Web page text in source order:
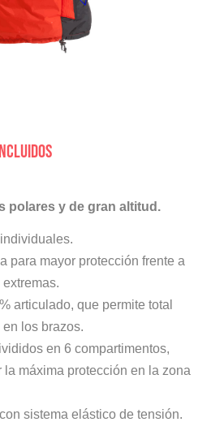
polares y de gran altitud.
para mayor protección frente a
articulado, que permite total
en los brazos.
en 6 compartimentos,
máxima protección en la zona
sistema elástico de tensión.